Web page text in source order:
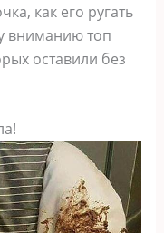
как его ругать
вниманию топ
оставили без